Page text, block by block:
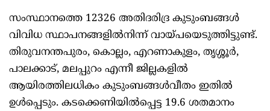
സംസ്ഥാനത്തെ 12326 അതിദരിദ്ര കുടുംബങ്ങള്‍
വിവിധ സ്ഥാപനങ്ങളില്‍നിന്ന് വായ്പയെടുത്തിട്ടുണ്ട്.
തിരുവനന്തപുരം, കൊല്ലം, എറണാകുളം, തൃശ്ശൂർ,
പാലക്കാട്, മലപ്പുറം എന്നീ ജില്ലകളില്‍
ആയിരത്തിലധികം കുടുംബങ്ങള്‍വീതം ഇതില്‍
ഉള്‍പ്പെടും. കടക്കെണിയില്‍പ്പെട്ട 19.6 ശതമാനം